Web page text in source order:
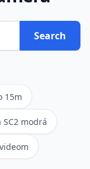
Search
15m
modrá